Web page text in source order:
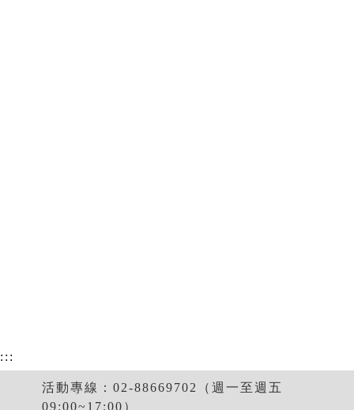
:::
活動專線：02-88669702（週一至週五
09:00~17:00）